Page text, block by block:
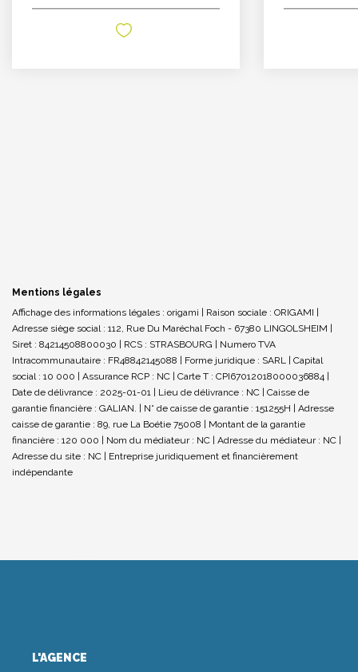
Mentions légales
Affichage des informations légales : origami | Raison sociale : ORIGAMI |
Adresse siège social : 112, Rue Du Maréchal Foch - 67380 LINGOLSHEIM |
Siret : 84214508800030 | RCS : STRASBOURG | Numero TVA
Intracommunautaire : FR48842145088 | Forme juridique : SARL | Capital
social : 10 000 | Assurance RCP : NC | Carte T : CPI67012018000036884 |
Date de délivrance : 2025-01-01 | Lieu de délivrance : NC | Caisse de
garantie financière : GALIAN. | N° de caisse de garantie : 151255H | Adresse
caisse de garantie : 89, rue La Boétie 75008 | Montant de la garantie
financière : 120 000 | Nom du médiateur : NC | Adresse du médiateur : NC |
Adresse du site : NC | Entreprise juridiquement et financièrement
indépendante
L'AGENCE